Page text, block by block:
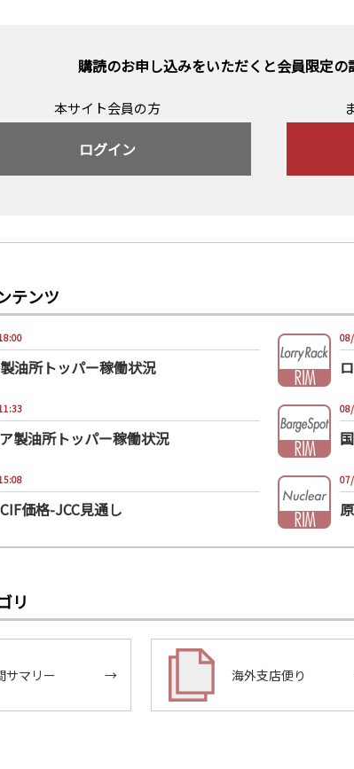
購読のお申し込みをいただくと会員限定の
本サイト会員の方
ログイン
テンツ
油所トッパー稼働状況
製油所トッパー稼働状況
価格-JCC見通し
リ
サマリー → 海外支店便り